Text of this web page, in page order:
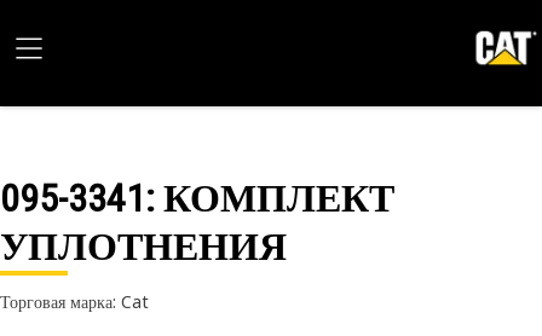
095-3341: КОМПЛЕКТ
УПЛОТНЕНИЯ
Торговая марка: Cat